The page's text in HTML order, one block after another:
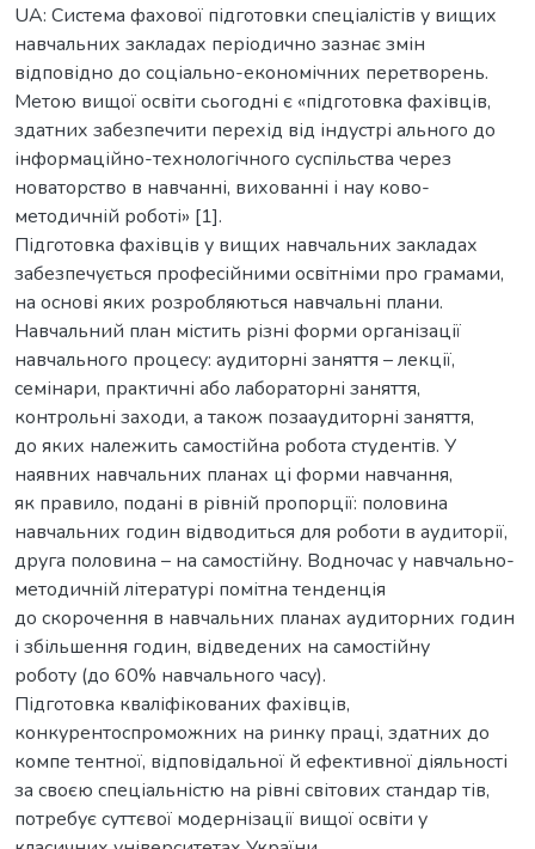
UA: Система фахової підготовки спеціалістів у вищих
навчальних закладах періодично зазнає змін
відповідно до соціально-економічних перетворень.
Метою вищої освіти сьогодні є «підготовка фахівців,
здатних забезпечити перехід від індустрі ального до
інформаційно-технологічного суспільства через
новаторство в навчанні, вихованні і нау ково-
методичній роботі» [1].
Підготовка фахівців у вищих навчальних закладах
забезпечується професійними освітніми про грамами,
на основі яких розробляються навчальні плани.
Навчальний план містить різні форми організації
навчального процесу: аудиторні заняття – лекції,
семінари, практичні або лабораторні заняття,
контрольні заходи, а також позааудиторні заняття,
до яких належить самостійна робота студентів. У
наявних навчальних планах ці форми навчання,
як правило, подані в рівній пропорції: половина
навчальних годин відводиться для роботи в аудиторії,
друга половина – на самостійну. Водночас у навчально-
методичній літературі помітна тенденція
до скорочення в навчальних планах аудиторних годин
і збільшення годин, відведених на самостійну
роботу (до 60% навчального часу).
Підготовка кваліфікованих фахівців,
конкурентоспроможних на ринку праці, здатних до
компе тентної, відповідальної й ефективної діяльності
за своєю спеціальністю на рівні світових стандар тів,
потребує суттєвої модернізації вищої освіти у